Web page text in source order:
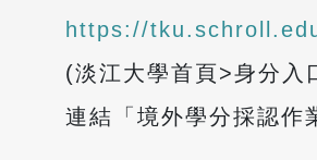
https://
(淡江大學首頁>身分入
連結「境外學分採認作